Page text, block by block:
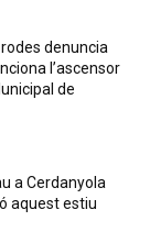
denuncia
l’ascensor
de
a Cerdanyola
aquest estiu